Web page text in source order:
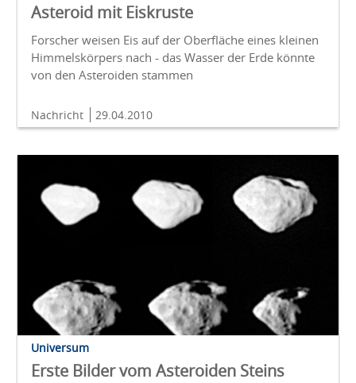
Asteroid mit Eiskruste
Forscher weisen Eis auf der Oberfläche eines kleinen
Himmelskörpers nach - das Wasser der Erde könnte
von den Asteroiden stammen
Nachricht 29.04.2010
Universum
Erste Bilder vom Asteroiden Steins